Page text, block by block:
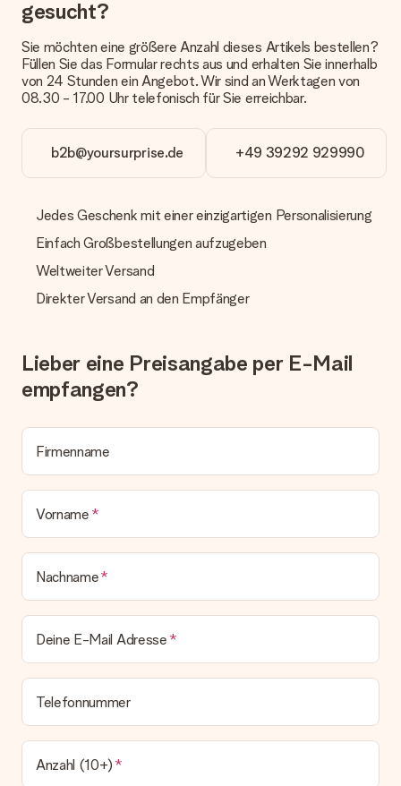
Kundenservice.
Zahlung
Wie kann ich meine Bestellung bezahlen?
Wir bieten die folgenden Zahlungsoptionen an: Vorauskasse
Kreditkarte oder auf Rechnung über Klarna. Bei einer
manuellen Überweisung verlängert sich die Lieferzeit des
Geschenks jedoch um 3 Werktage.
Was, wenn das Geschenk meine Erwartungen nicht
erfüllt?
Sollte das Geschenk wider Erwarten deine Erwartungen nicht
erfüllen, bitten wir dich, unseren Kundenservice zu
kontaktieren. Dort wird dir umgehend ein passender
Alle Lieferungen erfolgen ohne Rechnung und/oder
Lieferschein. Die Rechnung zu deiner Bestellung erhältst du
zeitgleich mit der Bestätigungsmail und kannst sie jederzeit in
Geschenk also direkt beim Empfänger liefern lassen und es
bleibt eine echte Überraschung!
gesucht?
Sie möchten eine größere Anzahl dieses Artikels bestellen?
Füllen Sie das Formular rechts aus und erhalten Sie innerhalb
von 24 Stunden ein Angebot. Wir sind an Werktagen von
08.30 - 17.00 Uhr telefonisch für Sie erreichbar.
b2b@yoursurprise.de +49 39292 929990
Jedes Geschenk mit einer einzigartigen Personalisierung
Einfach Großbestellungen aufzugeben
Weltweiter Versand
Direkter Versand an den Empfänger
Lieber eine Preisangabe per E-Mail
empfangen?
Firmenname
Vorname
Nachname
Deine E-Mail Adresse
Telefonnummer
Anzahl (10+)